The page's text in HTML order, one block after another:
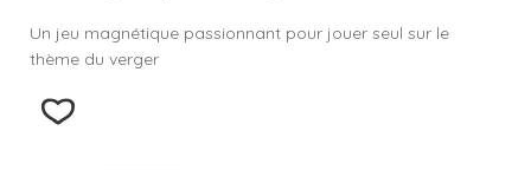
Un jeu magnétique passionnant pour jouer seul sur le
thème du verger